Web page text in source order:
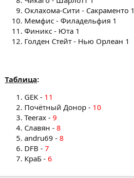
Оклахома-Сити - Сакраменто 1
Мемфис - Филадельфия 1
Финикс - Юта 1
Голден Стейт - Нью Орлеан 1
Таблица:
GEK - 11
Почётный Донор - 10
Teerax - 9
Славян - 8
andru69 - 8
DFB - 7
КраБ - 6